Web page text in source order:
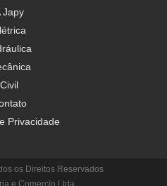
Japy
Civil
Privacidade
os Direitos Reservados
e Comercio Ltda